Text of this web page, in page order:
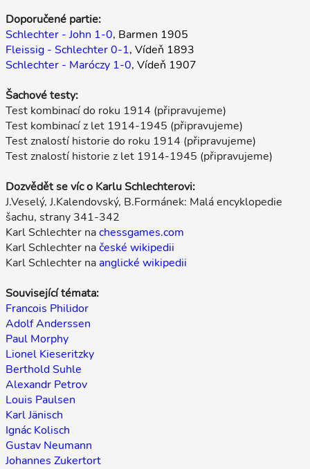
Doporučené partie:
Schlechter - John 1-0, Barmen 1905
Fleissig - Schlechter 0-1, Vídeň 1893
Schlechter - Maróczy 1-0, Vídeň 1907
Šachové testy:
Test kombinací do roku 1914 (připravujeme)
Test kombinací z let 1914-1945 (připravujeme)
Test znalostí historie do roku 1914 (připravujeme)
Test znalostí historie z let 1914-1945 (připravujeme)
Dozvědět se víc o Karlu Schlechterovi:
J.Veselý, J.Kalendovský, B.Formánek: Malá encyklopedie
šachu, strany 341-342
Karl Schlechter nachessgames.com
Karl Schlechter načeské wikipedii
Karl Schlechter naanglické wikipedii
Související témata:
Francois Philidor
Adolf Anderssen
Paul Morphy
Lionel Kieseritzky
Berthold Suhle
Alexandr Petrov
Louis Paulsen
Karl Jänisch
Ignác Kolisch
Gustav Neumann
Johannes Zukertort